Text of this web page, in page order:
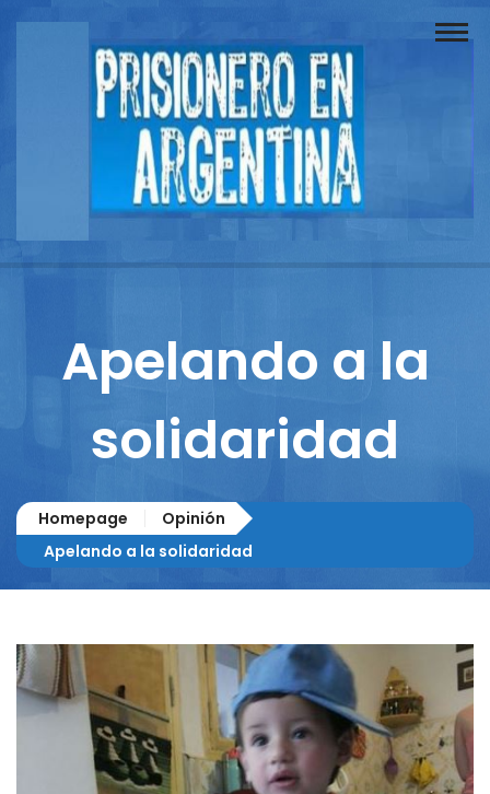
Buscador
Documentos
Reportajes
Apelando a la
solidaridad
Homepage
Opinión
Apelando a la solidaridad